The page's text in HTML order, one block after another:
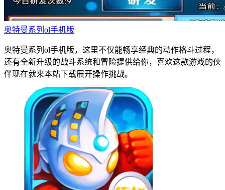
奥特曼系列ol手机版
奥特曼系列ol手机版，这里不仅能畅享经典的动作格斗过程，
还有全新升级的战斗系统和冒险提供给你，喜欢这款游戏的伙
伴现在就来本站下载展开操作挑战。